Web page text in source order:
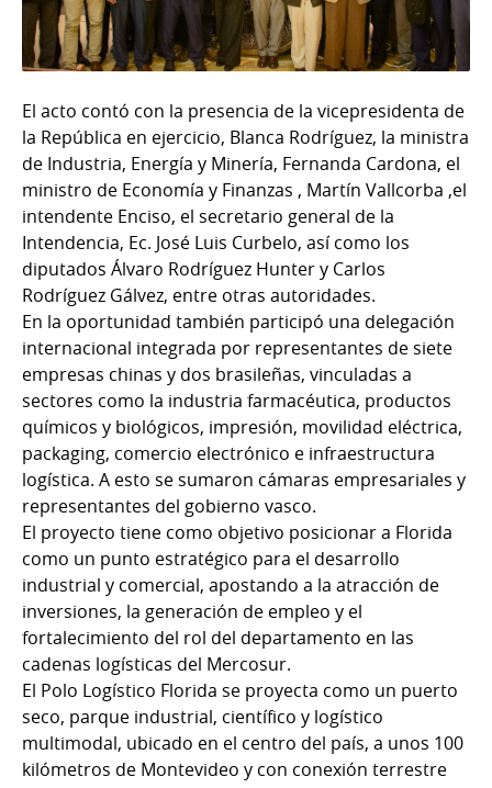
El acto contó con la presencia de la vicepresidenta de
la República en ejercicio, Blanca Rodríguez, la ministra
de Industria, Energía y Minería, Fernanda Cardona, el
ministro de Economía y Finanzas , Martín Vallcorba ,el
intendente Enciso, el secretario general de la
Intendencia, Ec. José Luis Curbelo, así como los
diputados Álvaro Rodríguez Hunter y Carlos
Rodríguez Gálvez, entre otras autoridades.
En la oportunidad también participó una delegación
internacional integrada por representantes de siete
empresas chinas y dos brasileñas, vinculadas a
sectores como la industria farmacéutica, productos
químicos y biológicos, impresión, movilidad eléctrica,
packaging, comercio electrónico e infraestructura
logística. A esto se sumaron cámaras empresariales y
representantes del gobierno vasco.
El proyecto tiene como objetivo posicionar a Florida
como un punto estratégico para el desarrollo
industrial y comercial, apostando a la atracción de
inversiones, la generación de empleo y el
fortalecimiento del rol del departamento en las
cadenas logísticas del Mercosur.
El Polo Logístico Florida se proyecta como un puerto
seco, parque industrial, científico y logístico
multimodal, ubicado en el centro del país, a unos 100
kilómetros de Montevideo y con conexión terrestre